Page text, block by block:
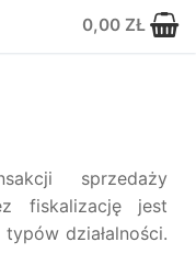
0,00 ZŁ
sprzedaży
fiskalizację jest
działalności.